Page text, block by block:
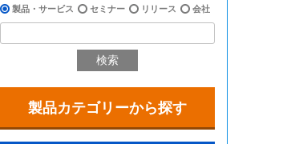
製品・サービス セミナー リリース 会社
検索
製品カテゴリーから探す